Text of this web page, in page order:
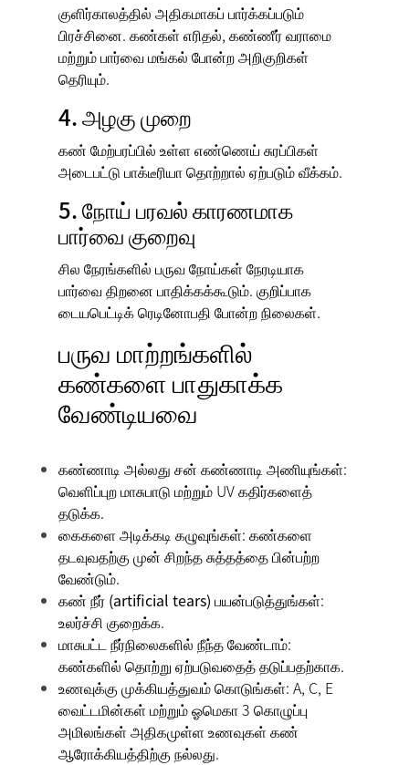
குளிர்காலத்தில் அதிகமாகப் பார்க்கப்படும்
பிரச்சினை. கண்கள் எரிதல், கண்ணீர் வராமை
மற்றும் பார்வை மங்கல் போன்ற அறிகுறிகள்
தெரியும்.
4. அழகு முறை
கண் மேற்பரப்பில் உள்ள எண்ணெய் சுரப்பிகள்
அடைபட்டு பாக்டீரியா தொற்றால் ஏற்படும் வீக்கம்.
5. நோய் பரவல் காரணமாக
பார்வை குறைவு
சில நேரங்களில் பருவ நோய்கள் நேரடியாக
பார்வை திறனை பாதிக்கக்கூடும். குறிப்பாக
டையபெட்டிக் ரெடினோபதி போன்ற நிலைகள்.
பருவ மாற்றங்களில்
கண்களை பாதுகாக்க
வேண்டியவை
கண்ணாடி அல்லது சன் கண்ணாடி அணியுங்கள்:
வெளிப்புற மாசுபாடு மற்றும் UV கதிர்களைத்
தடுக்க.
கைகளை அடிக்கடி கழுவுங்கள்: கண்களை
தடவுவதற்கு முன் சிறந்த சுத்தத்தை பின்பற்ற
வேண்டும்.
கண் நீர் (artificial tears) பயன்படுத்துங்கள்:
உலர்ச்சி குறைக்க.
மாசுபட்ட நீர்நிலைகளில் நீந்த வேண்டாம்:
கண்களில் தொற்று ஏற்படுவதைத் தடுப்பதற்காக.
உணவுக்கு முக்கியத்துவம் கொடுங்கள்: A, C, E
வைட்டமின்கள் மற்றும் ஓமெகா 3 கொழுப்பு
அமிலங்கள் அதிகமுள்ள உணவுகள் கண்
ஆரோக்கியத்திற்கு நல்லது.